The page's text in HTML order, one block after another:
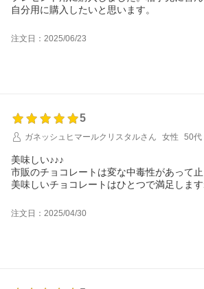
自分用に購入したいと思います。
注文日：2025/06/23
5
ガネッシュヒマールクリスタルさん
女性 50代
美味しい♪♪♪
市販のチョコレートは変な中毒性があって止
美味しいチョコレートはひとつで満足します
ビターをスーパーで買った時は、苦くても
いましたが、こちらのビターはとても美味し
購入します。
注文日：2025/04/30